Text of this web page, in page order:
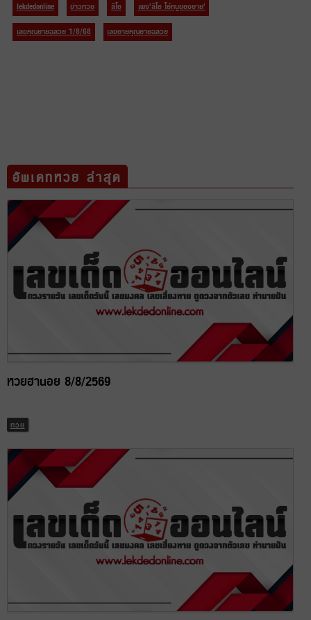
lekdedonline ข่าวหวย ลีโอ
เพจ'ลีโอ ไอ้หนูของยาย'
เลขคุณยายฉลวย 1/8/68
เลขอายุคุณยายฉลวย
อัพเดทหวย ล่าสุด
หวยฮานอย 8/8/2569
หวย